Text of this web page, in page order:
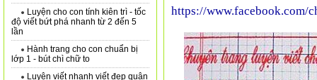
Luyện cho con tính kiên trì - tốc
độ viết bứt phá nhanh từ 2 đến 5
lần
Hành trang cho con chuẩn bị
lớp 1 - bút chì chữ to
Luyện viết nhanh viết đẹp quận
https://www.facebook.com/